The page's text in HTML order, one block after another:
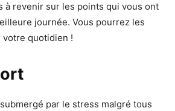
à revenir sur les points qui vous ont
journée. Vous pourrez les
quotidien !
par le stress malgré tous